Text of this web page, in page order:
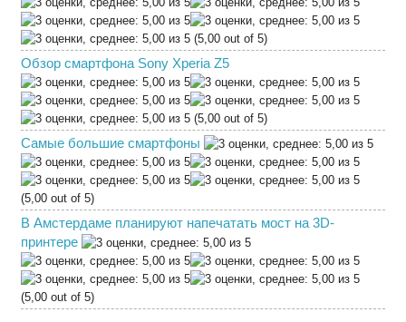
(5,00 out of 5)
Обзор смартфона Sony Xperia Z5
(5,00 out of 5)
Самые большие смартфоны
(5,00 out of 5)
В Амстердаме планируют напечатать мост на 3D-
принтере
(5,00 out of 5)